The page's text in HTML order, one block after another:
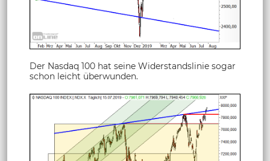
Der Nasdaq 100 hat seine Widerstandslinie sogar
schon leicht überwunden.